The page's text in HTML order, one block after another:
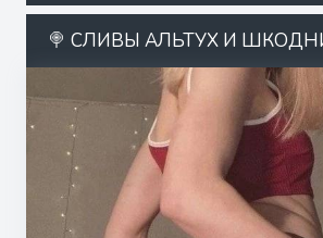
🍭 СЛИВЫ АЛЬТУХ И